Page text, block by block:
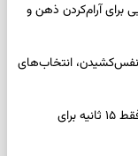
۱۶ مرداد ۱۴۰۵ | پیام‌هایی برای آرام‌کردن ذهن و
مرداد ۱۴۰۵ | روزی برای نفس‌کشیدن، انتخاب‌های
بازی فکری | تکه پیتزا میان سبزیجات قایم شده؛ فقط ۱۵ ثانیه برای